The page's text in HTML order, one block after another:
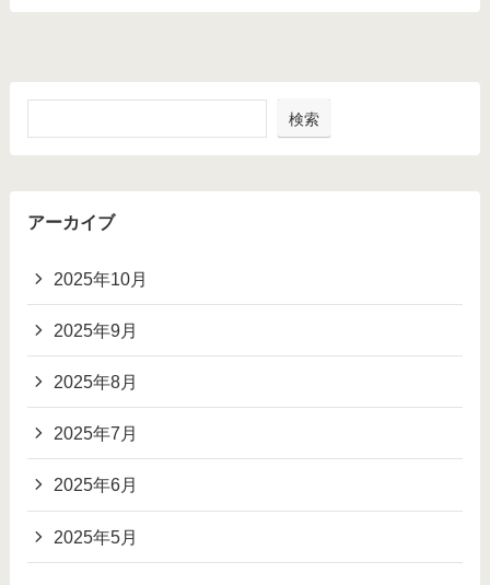
検索
アーカイブ
2025年10月
2025年9月
2025年8月
2025年7月
2025年6月
2025年5月